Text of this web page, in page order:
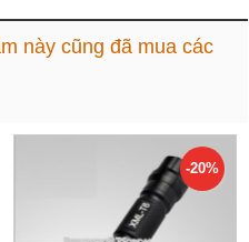
này cũng đã mua các
-20%